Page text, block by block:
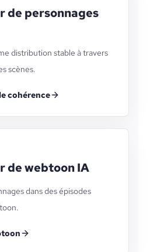
de personnages
distribution stable à travers
scènes.
cohérence
de webtoon IA
dans des épisodes